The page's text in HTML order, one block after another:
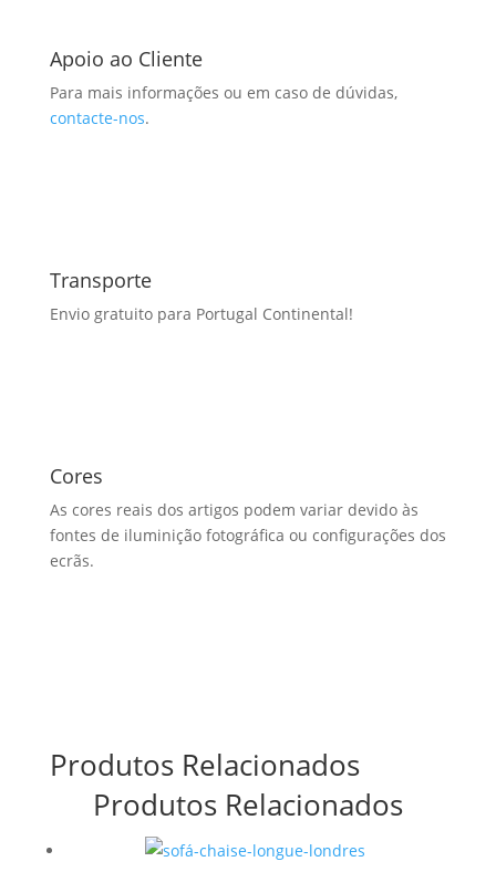
Apoio ao Cliente
Para mais informações ou em caso de dúvidas,
contacte-nos.
Transporte
Envio gratuito para Portugal Continental!
Cores
As cores reais dos artigos podem variar devido às
fontes de iluminição fotográfica ou configurações dos
ecrãs.
Produtos Relacionados
Produtos Relacionados